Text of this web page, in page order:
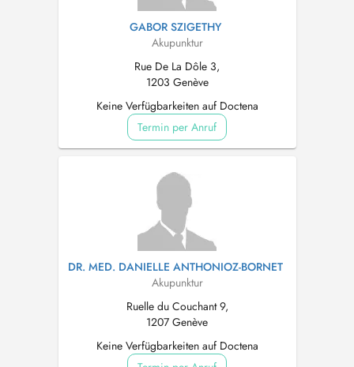
GABOR SZIGETHY
Akupunktur
Rue De La Dôle 3,
1203 Genève
Keine Verfügbarkeiten auf Doctena
Termin per Anruf
DR. MED. DANIELLE ANTHONIOZ-BORNET
Akupunktur
Ruelle du Couchant 9,
1207 Genève
Keine Verfügbarkeiten auf Doctena